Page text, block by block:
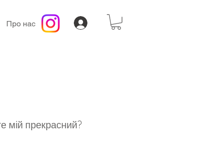
Про нас
мій прекрасний?